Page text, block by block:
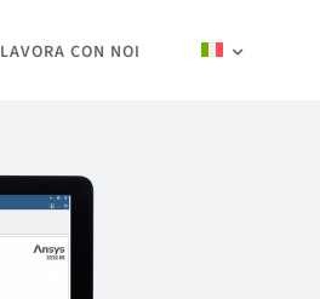
LAVORA CON NOI